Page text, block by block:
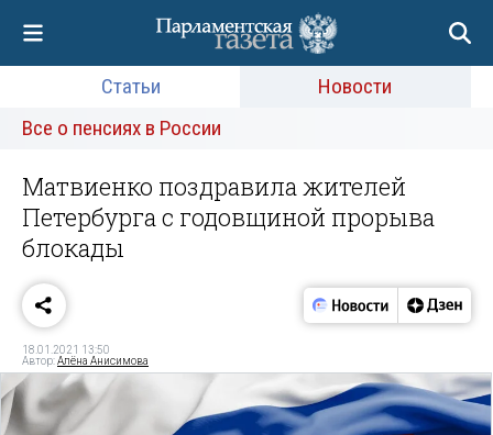
Статьи
Новости
Все о пенсиях в России
Матвиенко поздравила жителей
Петербурга с годовщиной прорыва
блокады
18.01.2021 13:50
Автор:Алёна Анисимова